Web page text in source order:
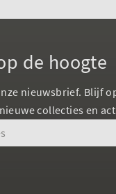
de hoogte
nieuwsbrief. Blijf
collecties en